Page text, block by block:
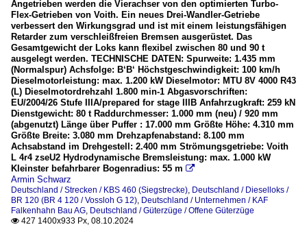
Angetrieben werden die Vierachser von den optimierten Turbo-
Flex-Getrieben von Voith. Ein neues Drei-Wandler-Getriebe
verbessert den Wirkungsgrad und ist mit einem leistungsfähigen
Retarder zum verschleißfreien Bremsen ausgerüstet. Das
Gesamtgewicht der Loks kann flexibel zwischen 80 und 90 t
ausgelegt werden. TECHNISCHE DATEN: Spurweite: 1.435 mm
(Normalspur) Achsfolge: B‘B‘ Höchstgeschwindigkeit: 100 km/h
Dieselmotorleistung: max. 1.200 kW Dieselmotor: MTU 8V 4000 R43
(L) Dieselmotordrehzahl 1.800 min-1 Abgasvorschriften:
EU/2004/26 Stufe IIIA/prepared for stage IIIB Anfahrzugkraft: 259 kN
Dienstgewicht: 80 t Raddurchmesser: 1.000 mm (neu) / 920 mm
(abgenutzt) Länge über Puffer : 17.000 mm Größte Höhe: 4.310 mm
Größte Breite: 3.080 mm Drehzapfenabstand: 8.100 mm
Achsabstand im Drehgestell: 2.400 mm Strömungsgetriebe: Voith
L 4r4 zseU2 Hydrodynamische Bremsleistung: max. 1.000 kW
Kleinster befahrbarer Bogenradius: 55 m 
Armin Schwarz
Deutschland / Strecken / KBS 460 (Siegstrecke), Deutschland / Dieselloks /
BR 120 (BR 4 120 / Vossloh G 12), Deutschland / Unternehmen / KAF
Falkenhahn Bau AG, Deutschland / Güterzüge / Offene Güterzüge
 427 1400x933 Px, 08.10.2024